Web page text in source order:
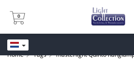
0
0
Home Tags masterlight Quinto